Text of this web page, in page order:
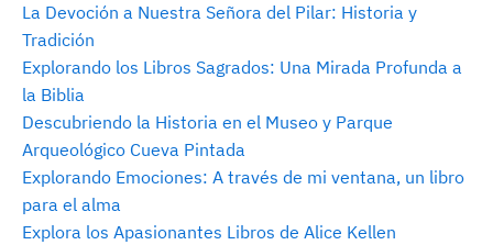
La Devoción a Nuestra Señora del Pilar: Historia y
Tradición
Explorando los Libros Sagrados: Una Mirada Profunda a
la Biblia
Descubriendo la Historia en el Museo y Parque
Arqueológico Cueva Pintada
Explorando Emociones: A través de mi ventana, un libro
para el alma
Explora los Apasionantes Libros de Alice Kellen